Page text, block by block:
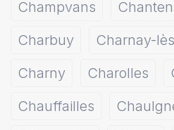
Champvans
Charbuy
Charnay-
Charny
Charolles
Chauffailles